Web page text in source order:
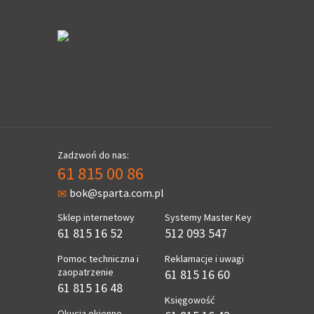
Zadzwoń do nas:
61 815 00 86
bok@sparta.com.pl
Sklep internetowy
61 815 16 52
Pomoc techniczna i
zaopatrzenie
61 815 16 48
Systemy Master Key
512 093 547
Reklamacje i uwagi
61 815 16 60
Księgowość